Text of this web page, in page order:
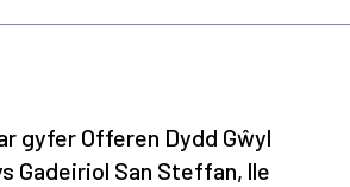
gyfer Offeren Dydd Gŵyl
Gadeiriol San Steffan, lle